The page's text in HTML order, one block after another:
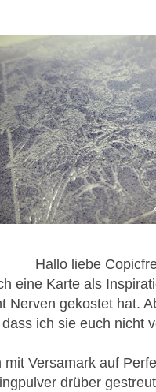
Hallo liebe
eine Karte als
Nerven gekostet hat.
ich sie euch nicht
Versamark auf
drüber